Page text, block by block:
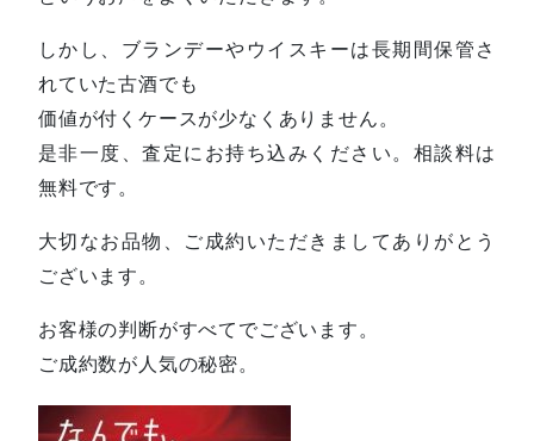
しかし、ブランデーやウイスキーは長期間保管さ
れていた古酒でも
価値が付くケースが少なくありません。
是非一度、査定にお持ち込みください。相談料は
無料です。
大切なお品物、ご成約いただきましてありがとう
ございます。
お客様の判断がすべてでございます。
ご成約数が人気の秘密。